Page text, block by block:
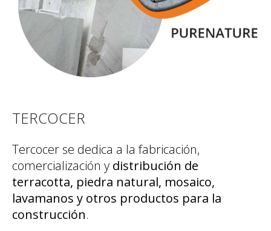
TERCOCER
Tercocer se dedica a la fabricación,
comercialización y distribución de
terracotta, piedra natural, mosaico,
lavamanos y otros productos para la
construcción.